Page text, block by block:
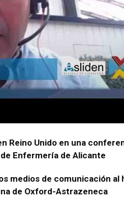
Reino Unido en una
Enfermería de Alicante
medios de comunicación al
de Oxford-Astrazeneca